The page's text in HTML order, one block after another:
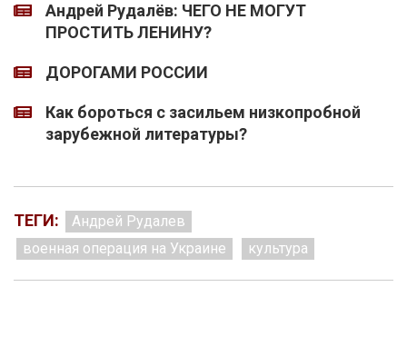
Андрей Рудалёв: ЧЕГО НЕ МОГУТ
ПРОСТИТЬ ЛЕНИНУ?
ДОРОГАМИ РОССИИ
Как бороться с засильем низкопробной
зарубежной литературы?
ТЕГИ:
Андрей Рудалев
военная операция на Украине
культура